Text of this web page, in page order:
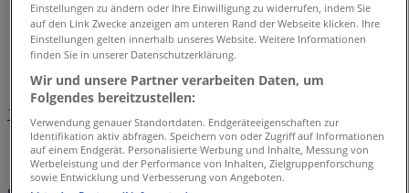
Tiendeo»
Verzeichnis der Angebote
1 34
9
Supermärkte
Kleidung, Schuhe und Accessoires
Einstellungen zu ändern oder Ihre Einwilligung zu widerrufen, indem Sie
auf den Link Zwecke anzeigen am unteren Rand der Webseite klicken. Ihre
Einstellungen gelten innerhalb unseres Website. Weitere Informationen
finden Sie in unserer Datenschutzerklärung.
Wir und unsere Partner verarbeiten Daten, um
Folgendes bereitzustellen:
Verwendung genauer Standortdaten. Endgeräteeigenschaften zur
Identifikation aktiv abfragen. Speichern von oder Zugriff auf Informationen
auf einem Endgerät. Personalisierte Werbung und Inhalte, Messung von
Werbeleistung und der Performance von Inhalten, Zielgruppenforschung
sowie Entwicklung und Verbesserung von Angeboten.